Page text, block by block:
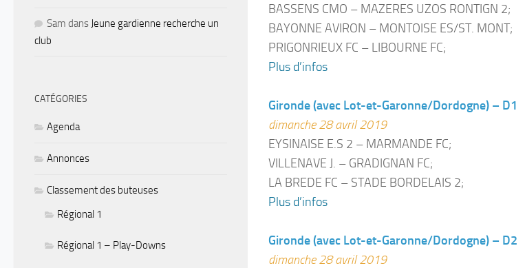
BASSENS CMO – MAZERES UZOS RONTIGN 2;
BAYONNE AVIRON – MONTOISE ES/ST. MONT;
PRIGONRIEUX FC – LIBOURNE FC;
Plus d’infos
Gironde (avec Lot-et-Garonne/Dordogne) – D1
dimanche 28 avril 2019
EYSINAISE E.S 2 – MARMANDE FC;
VILLENAVE J. – GRADIGNAN FC;
LA BREDE FC – STADE BORDELAIS 2;
Plus d’infos
Gironde (avec Lot-et-Garonne/Dordogne) – D2
dimanche 28 avril 2019
Sam dans Jeune gardienne recherche un
club
CATÉGORIES
Agenda
Annonces
Classement des buteuses
Régional 1
Régional 1 – Play-Downs